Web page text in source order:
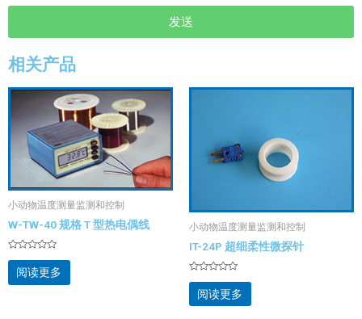
发送
相关产品
小动物温度测量监测和控制
W-TW-40 规格 T 型热电偶线
评
分
&sol;
阅读更多
小动物温度测量监测和控制
IT-24P 超细柔性微探针
评
分
&sol;
阅读更多